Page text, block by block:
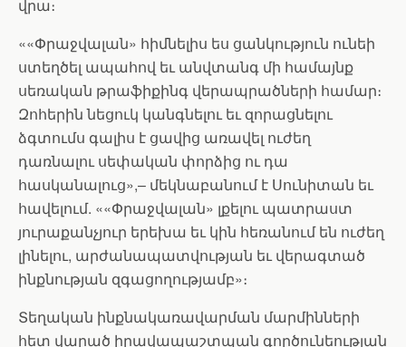
վրա։
««Փրաջվալան» հիմնելիս ես ցանկություն ունեի
ստեղծել ապահով եւ անվտանգ մի համայնք
սեռական թրաֆիքինգ վերապրածների համար։
Զոհերին նեցուկ կանգնելու եւ զորացնելու
ձգտումս գալիս է ցավից առավել ուժեղ
դառնալու սեփական փորձից ու դա
հասկանալուց»,– մեկնաբանում է Սունիտան եւ
հավելում. ««Փրաջվալան» լքելու պատրաստ
յուրաքանչյուր երեխա եւ կին հեռանում են ուժեղ
լինելու, արժանապատվության եւ վերագտած
ինքնության զգացողությամբ»։
Տեղական ինքնակառավարման մարմինների
հետ վարած իրավապաշտպան գործունեության